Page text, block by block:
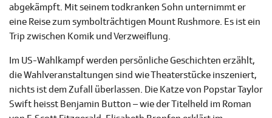
abgekämpft. Mit seinem todkranken Sohn unternimmt er
eine Reise zum symbolträchtigen Mount Rushmore. Es ist ein
Trip zwischen Komik und Verzweiflung.
Im US-Wahlkampf werden persönliche Geschichten erzählt,
die Wahlveranstaltungen sind wie Theaterstücke inszeniert,
nichts ist dem Zufall überlassen. Die Katze von Popstar Taylor
Swift heisst Benjamin Button – wie der Titelheld im Roman